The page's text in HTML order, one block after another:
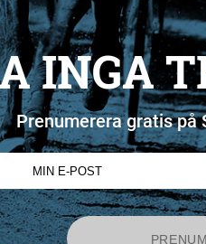
INGA
Prenumerera gratis på